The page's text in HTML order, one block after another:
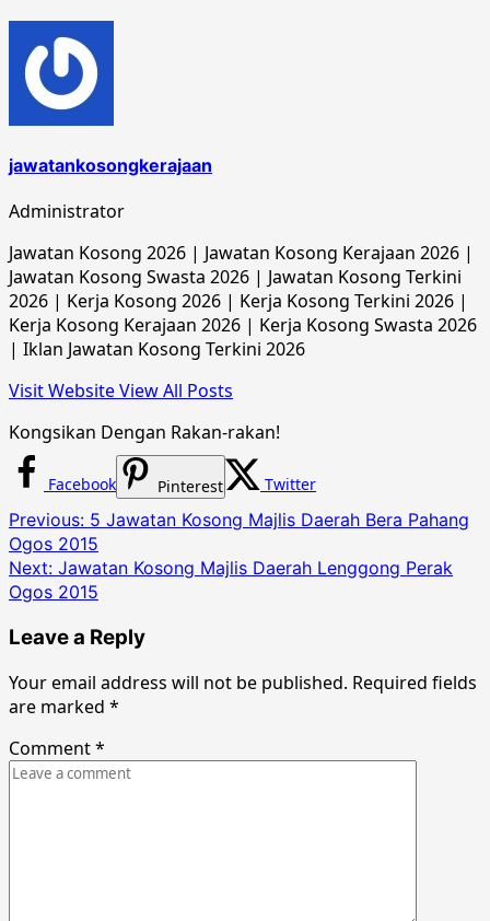
jawatankosongkerajaan
Administrator
Jawatan Kosong 2026 | Jawatan Kosong Kerajaan 2026 |
Jawatan Kosong Swasta 2026 | Jawatan Kosong Terkini
2026 | Kerja Kosong 2026 | Kerja Kosong Terkini 2026 |
Kerja Kosong Kerajaan 2026 | Kerja Kosong Swasta 2026
| Iklan Jawatan Kosong Terkini 2026
Visit WebsiteView All Posts
Kongsikan Dengan Rakan-rakan!
Facebook Pinterest Twitter
Post
navigation
Previous: 5 Jawatan Kosong Majlis Daerah Bera Pahang
Ogos 2015
Next: Jawatan Kosong Majlis Daerah Lenggong Perak
Ogos 2015
Leave a Reply
Your email address will not be published. Required fields
are marked *
Comment*